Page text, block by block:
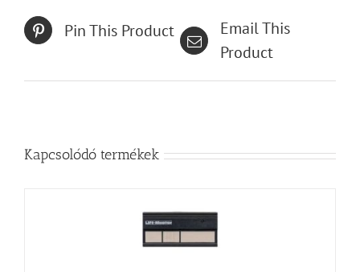
Pin This Product
Email This
Product
Kapcsolódó termékek